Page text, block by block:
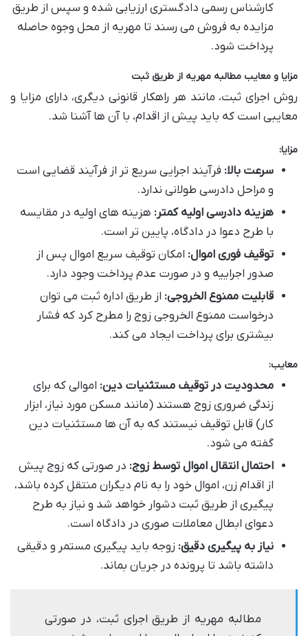
کارشناس رسمی دادگستری ارزیابی شده و سپس از طریق
مزایده به فروش می رسند تا مهریه از محل وجوه حاصله
پرداخت شود.
مزایا و معایب مطالبه مهریه از طریق ثبت
روش اجرای ثبت، مانند هر راهکار قانونی دیگری، دارای مزایا و
معایبی است که باید پیش از اقدام، با آن ها آشنا شد.
مزایا:
سرعت بالا: فرآیند اجرایی سریع تر از فرآیند قضایی است
و مراحل دادرسی طولانی ندارد.
هزینه دادرسی اولیه کمتر: هزینه های اولیه در مقایسه
با طرح دعوا در دادگاه، پایین تر است.
توقیف فوری اموال: امکان توقیف سریع اموال پس از
صدور اجراییه و در صورت عدم پرداخت وجود دارد.
قابلیت ممنوع الخروجی: از طریق اداره ثبت می توان
درخواست ممنوع الخروجی زوج را مطرح کرد که فشار
بیشتری برای پرداخت ایجاد می کند.
معایب:
محدودیت در توقیف مستثنیات دین: اموالی که برای
زندگی ضروری زوج هستند (مانند مسکن مورد نیاز، ابزار
کار) قابل توقیف نیستند که به آن ها مستثنیات دین
گفته می شود.
احتمال انتقال اموال توسط زوج: در صورتی که زوج پیش
از اقدام زن، اموال خود را به نام دیگران منتقل کرده باشد،
پیگیری از طریق ثبت دشوار خواهد شد و نیاز به طرح
دعوای ابطال معاملات صوری در دادگاه است.
نیاز به پیگیری دقیق: زوجه باید پیگیری مستمر و دقیقی
داشته باشد تا پرونده در جریان بماند.
مطالبه مهریه از طریق اجرای ثبت، در صورتی